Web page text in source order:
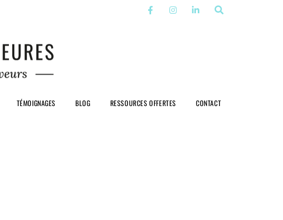
TÉMOIGNAGES BLOG RESSOURCES OFFERTES CONTACT